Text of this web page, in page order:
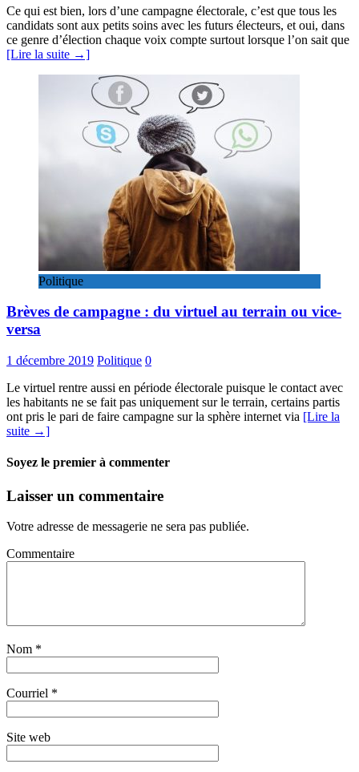
Ce qui est bien, lors d’une campagne électorale, c’est que tous les
candidats sont aux petits soins avec les futurs électeurs, et oui, dans
ce genre d’élection chaque voix compte surtout lorsque l’on sait que
[Lire la suite →]
Politique
Brèves de campagne : du virtuel au terrain ou vice-
versa
1 décembre 2019 Politique 0
Le virtuel rentre aussi en période électorale puisque le contact avec
les habitants ne se fait pas uniquement sur le terrain, certains partis
ont pris le pari de faire campagne sur la sphère internet via [Lire la
suite →]
Soyez le premier à commenter
Laisser un commentaire
Votre adresse de messagerie ne sera pas publiée.
Commentaire
Nom *
Courriel *
Site web